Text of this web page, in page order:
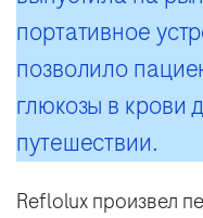
портативное
позволило
глюкозы в крови
путешествии.
Reflolux произвел